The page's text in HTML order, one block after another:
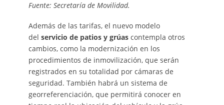
Fuente: Secretaría de Movilidad.
Además de las tarifas, el nuevo modelo
del servicio de patios y grúas contempla otros
cambios, como la modernización en los
procedimientos de inmovilización, que serán
registrados en su totalidad por cámaras de
seguridad. También habrá un sistema de
georreferenciación, que permitirá conocer en